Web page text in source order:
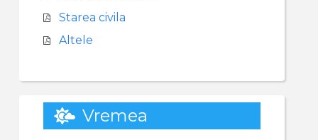
Starea civila
Altele
Vremea